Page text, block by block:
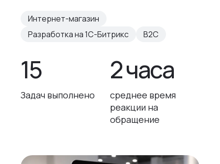
Интернет-магазин
Разработка на 1С-Битрикс
B2C
15
Задач выполнено
2 часа
среднее время
реакции на
обращение